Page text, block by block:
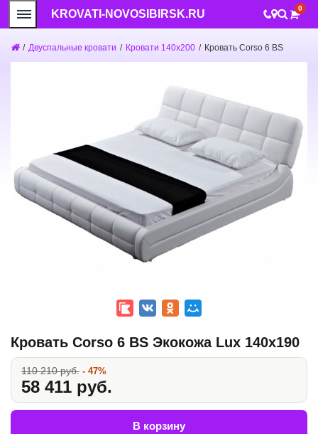
KROVATI-NOVOSIBIRSK.RU 0
/ Двуспальные кровати / Кровати 140x200 / Кровать Corso 6 BS
Кровать Corso 6 BS Экокожа Lux 140x190
110 210 руб. - 47%
58 411 руб.
В корзину